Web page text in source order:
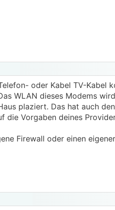
oder Kabel TV-Kabel
WLAN dieses Modems
plaziert. Das hat auch
die Vorgaben deines
Firewall oder einen